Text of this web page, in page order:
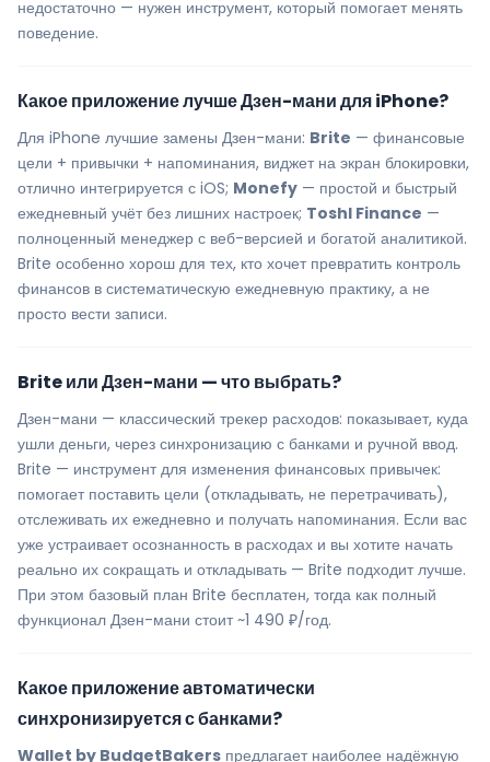
недостаточно — нужен инструмент, который помогает менять
поведение.
Какое приложение лучше Дзен-мани для iPhone?
Для iPhone лучшие замены Дзен-мани: Brite — финансовые
цели + привычки + напоминания, виджет на экран блокировки,
отлично интегрируется с iOS; Monefy — простой и быстрый
ежедневный учёт без лишних настроек; Toshl Finance —
полноценный менеджер с веб-версией и богатой аналитикой.
Brite особенно хорош для тех, кто хочет превратить контроль
финансов в систематическую ежедневную практику, а не
просто вести записи.
Brite или Дзен-мани — что выбрать?
Дзен-мани — классический трекер расходов: показывает, куда
ушли деньги, через синхронизацию с банками и ручной ввод.
Brite — инструмент для изменения финансовых привычек:
помогает поставить цели (откладывать, не перетрачивать),
отслеживать их ежедневно и получать напоминания. Если вас
уже устраивает осознанность в расходах и вы хотите начать
реально их сокращать и откладывать — Brite подходит лучше.
При этом базовый план Brite бесплатен, тогда как полный
функционал Дзен-мани стоит ~1 490 ₽/год.
Какое приложение автоматически
синхронизируется с банками?
Wallet by BudgetBakers предлагает наиболее надёжную